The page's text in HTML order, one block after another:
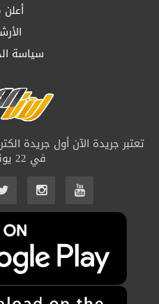
أعلن
سياسة
تعتبر جريدة الآن أول جريدة
في 22 يونيو 2007.